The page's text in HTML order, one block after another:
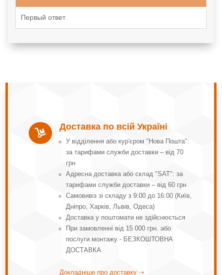
Первый ответ

Доставка по всій Україні
У відділення або кур'єром "Нова Пошта":
за тарифами служби доставки – від 70
грн
Адресна доставка або склад "SAT": за
тарифами служби доставки – від 60 грн
Самовивіз зі складу з 9:00 до 16:00 (Київ,
Дніпро, Харків, Львів, Одеса)
Доставка у поштомати не здійснюється
При замовленні від 15 000 грн. або
послуги монтажу - БЕЗКОШТОВНА
ДОСТАВКА
Докладніше про доставку ➝